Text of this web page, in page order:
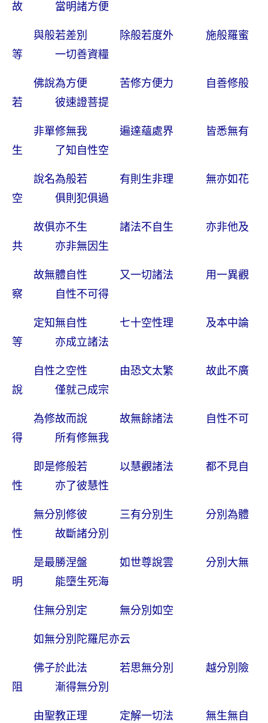
故 當明諸方便
與般若差別 除般若度外 施般羅蜜
等 一切善資糧
佛說為方便 苦修方便力 自善修般
若 彼速證菩提
非單修無我 遍達蘊處界 皆悉無有
生 了知自性空
說名為般若 有則生非理 無亦如花
空 俱則犯俱過
故俱亦不生 諸法不自生 亦非他及
共 亦非無因生
故無體自性 又一切諸法 用一異觀
察 自性不可得
定知無自性 七十空性理 及本中論
等 亦成立諸法
自性之空性 由恐文太繁 故此不廣
說 僅就己成宗
為修故而說 故無餘諸法 自性不可
得 所有修無我
即是修般若 以慧觀諸法 都不見自
性 亦了彼慧性
無分別修彼 三有分別生 分別為體
性 故斷諸分別
是最勝涅盤 如世尊說雲 分別大無
明 能墮生死海
住無分別定 無分別如空
如無分別陀羅尼亦云
佛子於此法 若思無分別 越分別險
阻 漸得無分別
由聖教正理 定解一切法 無生無自